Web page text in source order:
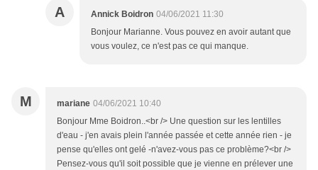
A Annick Boidron 04/06/2021 11:30
Bonjour Marianne. Vous pouvez en avoir autant que
vous voulez, ce n'est pas ce qui manque.
M mariane 04/06/2021 10:40
Bonjour Mme Boidron..<br /> Une question sur les lentilles
d'eau - j'en avais plein l'année passée et cette année rien - je
pense qu'elles ont gelé -n'avez-vous pas ce problème?<br />
Pensez-vous qu'il soit possible que je vienne en prélever une